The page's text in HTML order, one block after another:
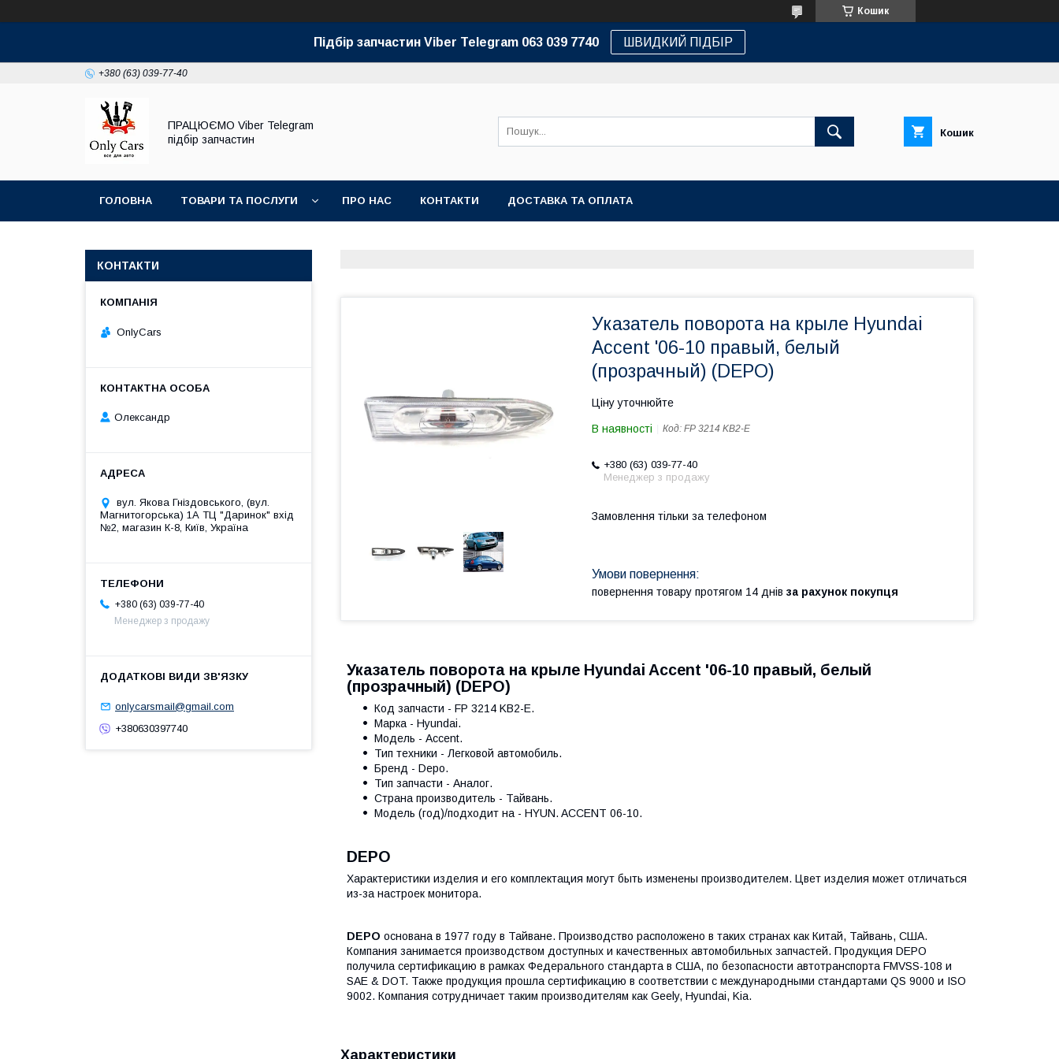
Кошик
Підбір запчастин Viber Telegram 063 039 7740 ШВИДКИЙ ПІДБІР
+380 (63) 039-77-40
ПРАЦЮЄМО Viber Telegram
підбір запчастин
Кошик
ГОЛОВНА ТОВАРИ ТА ПОСЛУГИ ПРО НАС КОНТАКТИ ДОСТАВКА ТА ОПЛАТА
Указатель поворота на крыле Hyundai
Accent '06-10 правый, белый
(прозрачный) (DEPO)
Ціну уточнюйте
В наявності Код: FP 3214 KB2-E
+380 (63) 039-77-40
Менеджер з продажу
Замовлення тільки за телефоном
повернення товару протягом 14 днів за рахунок покупця
Указатель поворота на крыле Hyundai Accent '06-10 правый, белый
(прозрачный) (DEPO)
Код запчасти - FP 3214 KB2-E.
Марка - Hyundai.
Модель - Accent.
Тип техники - Легковой автомобиль.
Бренд - Depo.
Тип запчасти - Аналог.
Страна производитель - Тайвань.
Модель (год)/подходит на - HYUN. ACCENT 06-10.
DEPO
Характеристики изделия и его комплектация могут быть изменены производителем. Цвет изделия может отличаться
из-за настроек монитора.
DEPO основана в 1977 году в Тайване. Производство расположено в таких странах как Китай, Тайвань, США.
Компания занимается производством доступных и качественных автомобильных запчастей. Продукция DEPO
получила сертификацию в рамках Федерального стандарта в США, по безопасности автотранспорта FMVSS-108 и
SAE & DOT. Также продукция прошла сертификацию в соответствии с международными стандартами QS 9000 и ISO
9002. Компания сотрудничает таким производителям как Geely, Hyundai, Kia.
Характеристики
КОНТАКТИ
OnlyCars
Олександр
вул. Якова Гніздовського, (вул.
Магнитогорська) 1А ТЦ "Даринок" вхід
№2, магазин К-8, Київ, Україна
+380 (63) 039-77-40
Менеджер з продажу
onlycarsmail@gmail.com
+380630397740